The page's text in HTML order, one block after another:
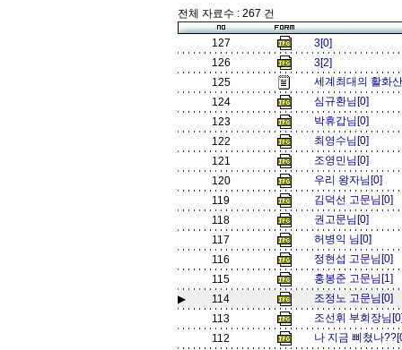
전체 자료수 : 267 건
127
3[0]
126
3[2]
125
세계최대의 활화
124
심규환님[0]
123
박휴갑님[0]
122
최영수님[0]
121
조영민님[0]
120
우리 왕자님[0]
119
김덕선 고문님[0]
118
권고문님[0]
117
허병익 님[0]
116
정현섭 고문님[0]
115
홍봉준 고문님[1]
▶
114
조정노 고문님[0]
113
조선휘 부회장님
112
나 지금 삐쳤나